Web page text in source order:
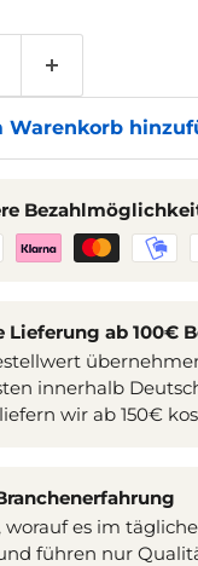
Warenkorb
Lieferung ab 100€
innerhalb
wir ab 150€
worauf es im
führen nur